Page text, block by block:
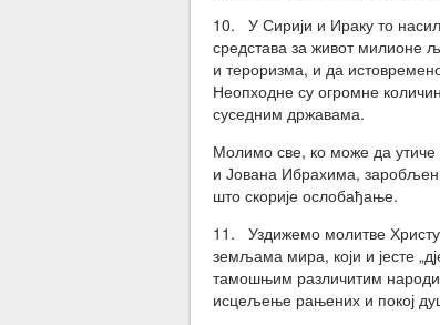
10. У Сирији и Ираку то
средстава за живот милионе
и тероризма, и да
Неопходне су огромне
суседним државама.
Молимо све, ко може да утиче
и Јована Ибрахима,
што скорије ослобађање.
11. Уздижемо молитве
земљама мира, који и јесте
тамошњим различитим
исцељење рањених и покој